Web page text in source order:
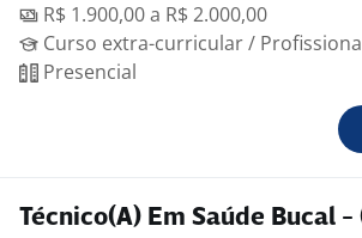
R$ 1.900,00 a R$ 2.000,00
Curso extra-curricular /
Presencial
Técnico(A) Em Saúde Bucal -